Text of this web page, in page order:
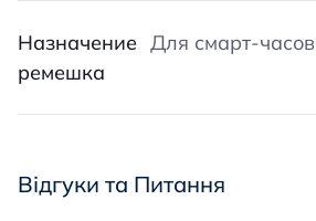
Назначение
ремешка
Для смарт-часов
Відгуки та Питання